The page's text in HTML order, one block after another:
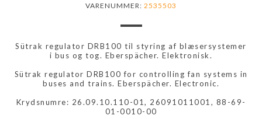
VARENUMMER: 2535503
Sütrak regulator DRB100 til styring af blæsersystemer
i bus og tog. Eberspächer. Elektronisk.
Sütrak regulator DRB100 for controlling fan systems in
buses and trains. Eberspächer. Electronic.
Krydsnumre: 26.09.10.110-01, 26091011001, 88-69-
01-0010-00